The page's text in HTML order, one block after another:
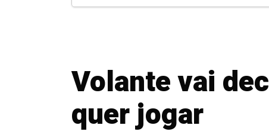
Volante vai
quer jogar